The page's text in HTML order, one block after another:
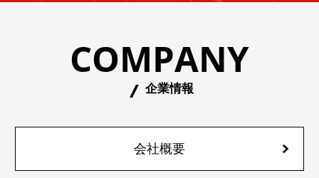
COMPANY
企業情報
会社概要